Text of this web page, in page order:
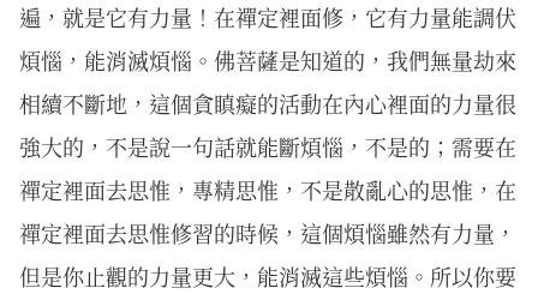
遍，就是它有力量！在禪定裡面修，它有力量能調伏
煩惱，能消滅煩惱。佛菩薩是知道的，我們無量劫來
相續不斷地，這個貪瞋癡的活動在內心裡面的力量很
強大的，不是說一句話就能斷煩惱，不是的；需要在
禪定裡面去思惟，專精思惟，不是散亂心的思惟，在
禪定裡面去思惟修習的時候，這個煩惱雖然有力量，
但是你止觀的力量更大，能消滅這些煩惱。所以你要